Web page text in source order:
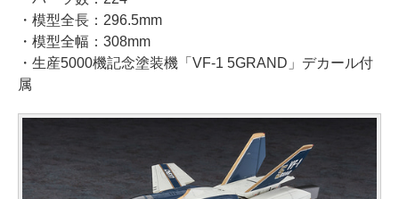
・模型全長：296.5mm
・模型全幅：308mm
・生産5000機記念塗装機「VF-1 5GRAND」デカール付
属